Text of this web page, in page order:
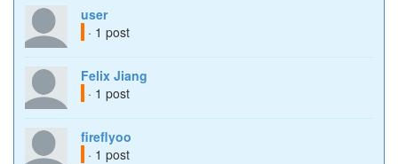
user
· 1 post
Felix Jiang
· 1 post
fireflyoo
· 1 post